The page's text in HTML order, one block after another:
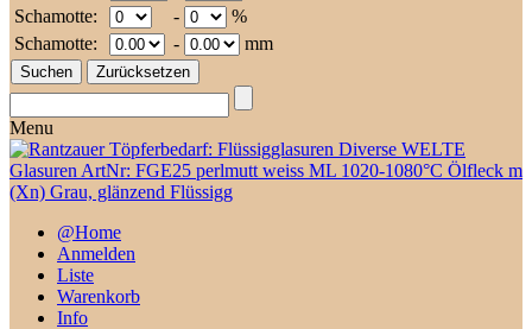
Schamotte:
-
%
Schamotte:
- mm
Menu
@Home
Anmelden
Liste
Warenkorb
Info